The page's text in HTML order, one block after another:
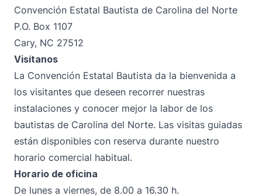
Convención Estatal Bautista de Carolina del Norte
P.O. Box 1107
Cary, NC 27512
Visítanos
La Convención Estatal Bautista da la bienvenida a
los visitantes que deseen recorrer nuestras
instalaciones y conocer mejor la labor de los
bautistas de Carolina del Norte. Las visitas guiadas
están disponibles con reserva durante nuestro
horario comercial habitual.
Horario de oficina
De lunes a viernes, de 8.00 a 16.30 h.